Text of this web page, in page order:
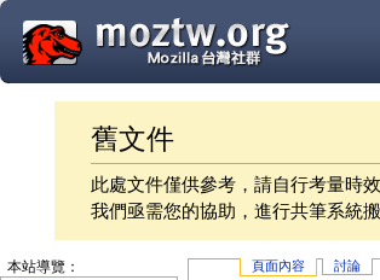
舊文件
此處文件僅供參考，請自行考量時
我們亟需您的協助，進行共筆系統
頁面內容 討論
本站導覽：